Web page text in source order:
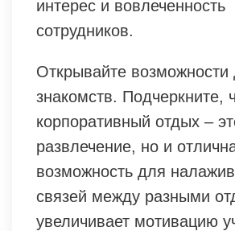
интерес и вовлеченность
сотрудников.
Открывайте
знакомств. Подчеркните,
корпоративный отдых –
развлечение, но и
возможность для
связей между разными
увеличивает мотивацию